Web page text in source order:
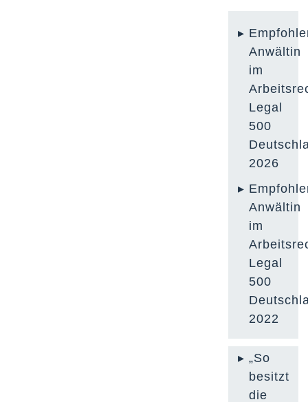
Anwältin
im
Legal
500
2026
Anwältin
im
Legal
500
2022
„So
besitzt
die